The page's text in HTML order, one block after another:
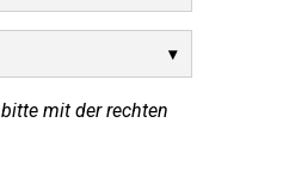
mit der rechten